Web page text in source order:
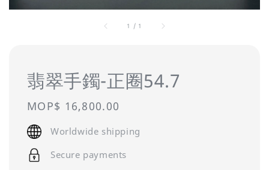
1 / 1
翡翠手鐲-正圈54.7
Regular
price
MOP$ 16,800.00
Worldwide shipping
Secure payments